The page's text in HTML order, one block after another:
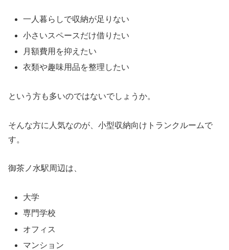
一人暮らしで収納が足りない
小さいスペースだけ借りたい
月額費用を抑えたい
衣類や趣味用品を整理したい
という方も多いのではないでしょうか。
そんな方に人気なのが、小型収納向けトランクルームで
す。
御茶ノ水駅周辺は、
大学
専門学校
オフィス
マンション